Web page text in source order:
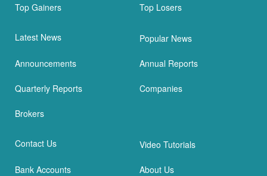
Top Gainers Top Losers
Latest News Popular News
Announcements Annual Reports
Quarterly Reports Companies
Brokers
Contact Us Video Tutorials
Bank Accounts About Us